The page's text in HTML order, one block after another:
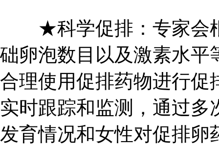
★科学促排：专家会根
础卵泡数目以及激素水平
合理使用促排药物进行促
实时跟踪和监测，通过
发育情况和女性对促排卵